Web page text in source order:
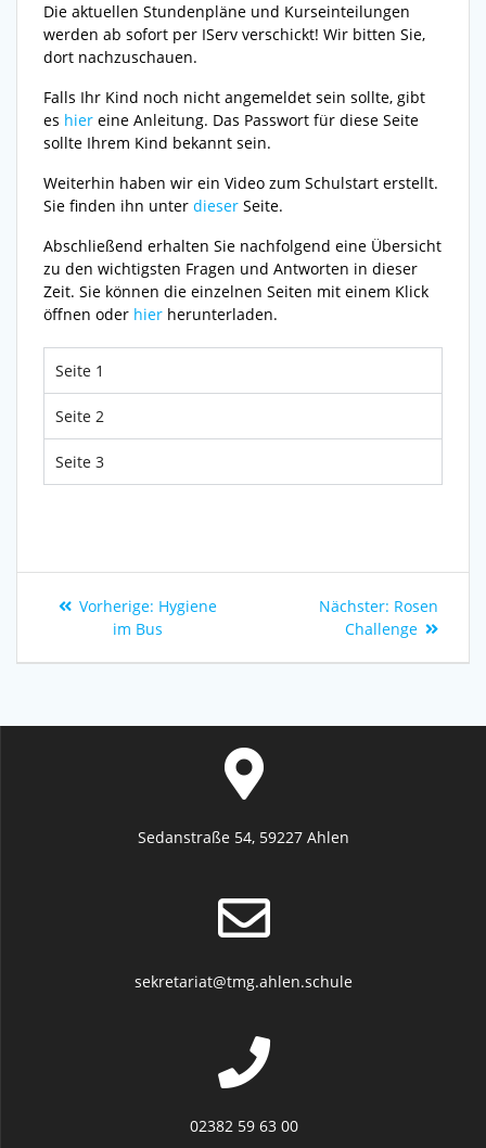
Die aktuellen Stundenpläne und Kurseinteilungen
werden ab sofort per IServ verschickt! Wir bitten Sie,
dort nachzuschauen.
Falls Ihr Kind noch nicht angemeldet sein sollte, gibt
es hier eine Anleitung. Das Passwort für diese Seite
sollte Ihrem Kind bekannt sein.
Weiterhin haben wir ein Video zum Schulstart erstellt.
Sie finden ihn unter dieser Seite.
Abschließend erhalten Sie nachfolgend eine Übersicht
zu den wichtigsten Fragen und Antworten in dieser
Zeit. Sie können die einzelnen Seiten mit einem Klick
öffnen oder hier herunterladen.
Seite 1
Seite 2
Seite 3
Vorherige: Hygiene
im Bus
Nächster: Rosen
Challenge
Sedanstraße 54, 59227 Ahlen
sekretariat@tmg.ahlen.schule
02382 59 63 00